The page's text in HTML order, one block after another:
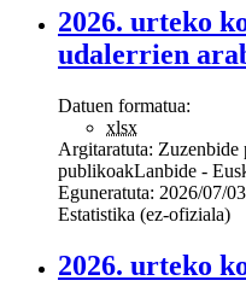
2026. urteko
udalerrien
Datuen formatua:
xlsx
Argitaratuta: Zuzenbide
publikoakLanbide -
Eguneratuta: 2026/07/03
Estatistika (ez-ofiziala)
2026. urteko